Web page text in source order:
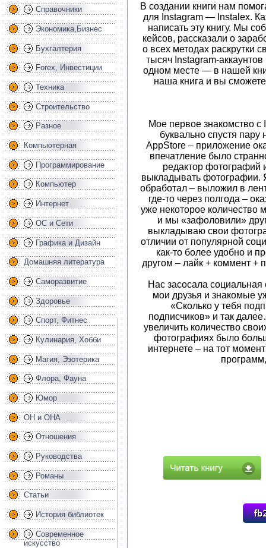
Справочники
Экономика,Бизнес
Бухгалтерия
Forex, Инвестиции
Техника
Строительство
Разное
Компьютерная
Программирование
Компьютер
Интернет
ОС и Сети
Графика и Дизайн
Домашняя литература
Саморазвитие
Здоровье
Спорт, Фитнес
Кулинария, Хобби
Магия, Эзотерика
Флора, Фауна
Юмор
ОН и ОНА
Отношения
Руководства
Романы
Статьи
История библиотек
Современное
искусство
В создании книги нам
для Instagram — Instalex.
написать эту книгу. Мы
кейсов, рассказали о
о всех методах раскрутки
тысяч Instagram-
одном месте — в нашей
наша книга и вы
Мое первое знакомство с
буквально спустя
AppStore – приложение
впечатление было
редактор фотографий
выкладывать фотографии.
обработал – выложил в
где-то через полгода –
уже некоторое количество
и мы «зафоловили»
выкладываю свои
отличии от популярной
как-то более удобно и
другом – лайк + коммент +
Нас засосала социальная
мои друзья и знакомые
«Сколько у тебя
подписчиков» и так
увеличить количество
фотографиях было
интернете – на тот